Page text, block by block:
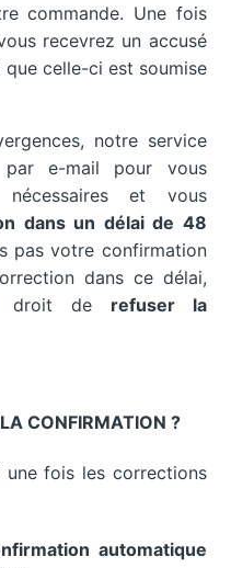
commande. Une fois
recevrez un accusé
celle-ci est soumise
notre service
par e-mail pour vous
et vous
dans un délai de 48
pas votre confirmation
dans ce délai,
droit de refuser la
CONFIRMATION ?
fois les corrections
automatique